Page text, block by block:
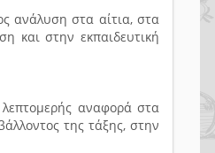
ανάλυση στα αίτια, στα
και στην εκπαιδευτική
λεπτομερής αναφορά στα
της τάξης, στην